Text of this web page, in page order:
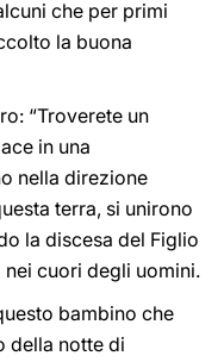
che per primi
la buona
“Troverete un
in una
nella direzione
terra, si unirono
la discesa del Figlio
nei cuori degli uomini.
bambino che
della notte di